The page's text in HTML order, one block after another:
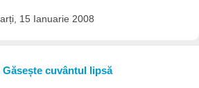
15 Ianuarie 2008
cuvântul lipsă